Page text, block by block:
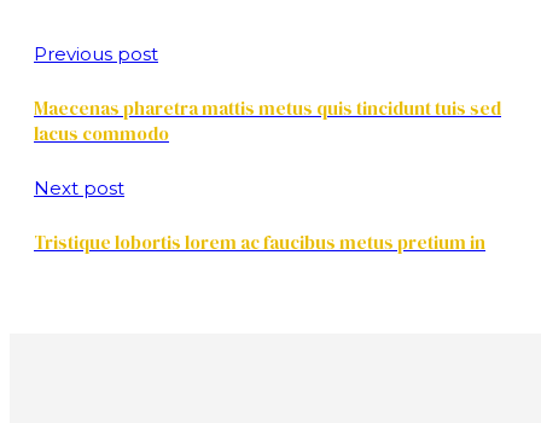
Previous post
Maecenas pharetra mattis metus quis tincidunt tuis sed
lacus commodo
Next post
Tristique lobortis lorem ac faucibus metus pretium in